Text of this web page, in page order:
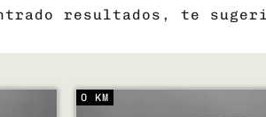
resultados, te
0 KM